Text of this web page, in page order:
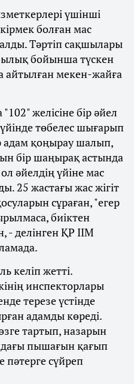
үшінші
болған мас
Тәртіп сақшылары
бойынша түскен
айтылған мекен-жайға
желісіне бір әйел
төбелес шығарып
адам қоңырау шалып,
бір шаңырақ астында
әйелдің үйіне мас
25 жастағы жас жігіт
сұраған, "егер
биіктен
- делінген ҚР ІІМ
келіп жетті.
инспекторлары
терезе үстінде
адамды көреді.
тартып, назарын
пышағын қағып
пәтерге сүйреп